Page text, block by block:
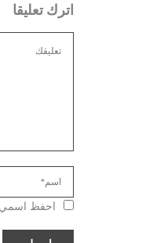
اترك تعليقا
احفظ اسمي